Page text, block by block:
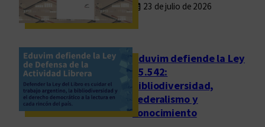
23 de julio de 2026
Eduvim defiende la Ley
25.542:
bibliodiversidad,
federalismo y
conocimiento